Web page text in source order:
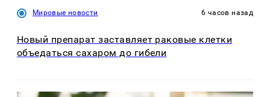
Мировые новости 6 часов назад
Новый препарат заставляет раковые клетки
объедаться сахаром до гибели